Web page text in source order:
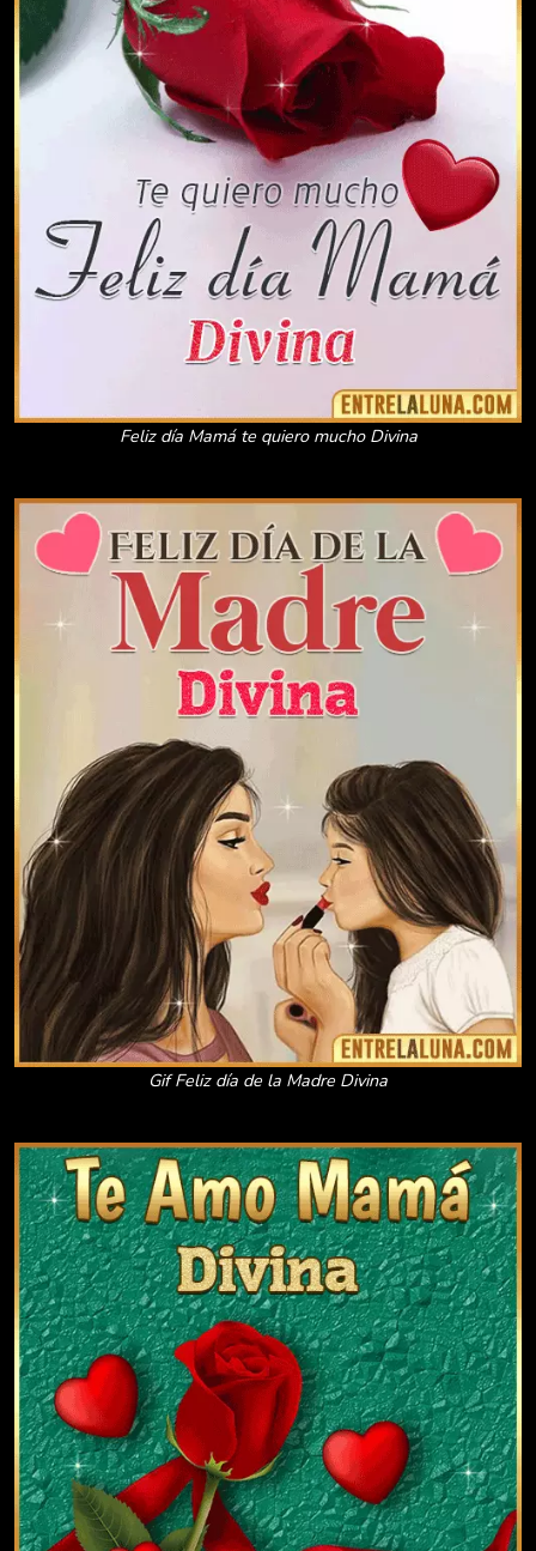
Feliz día Mamá te quiero mucho Divina
Gif Feliz día de la Madre Divina